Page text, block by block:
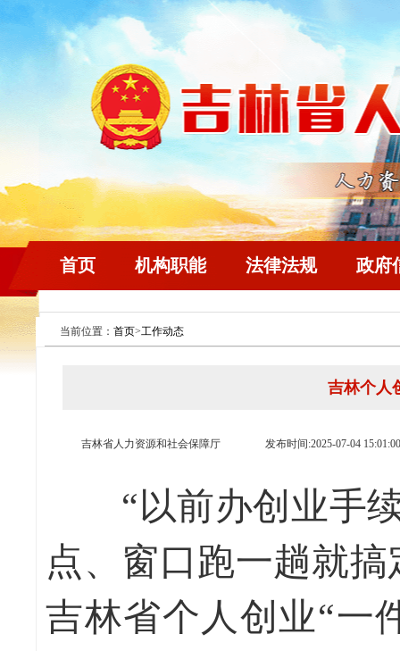
首页 机构职能 法律法规 政府
当前位置： 首页>工作动态
吉林个人
吉林省人力资源和社会保障厅 发布时间:2025-07-04 15:01:00
“以前办创业手续
点、窗口跑一趟就
吉林省个人创业“一